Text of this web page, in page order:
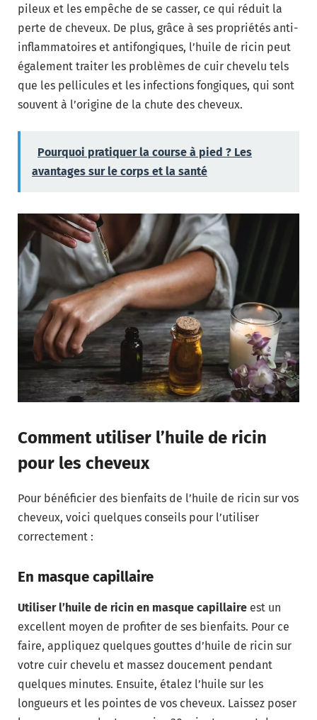
pileux et les empêche de se casser, ce qui réduit la
perte de cheveux. De plus, grâce à ses propriétés anti-
inflammatoires et antifongiques, l’huile de ricin peut
également traiter les problèmes de cuir chevelu tels
que les pellicules et les infections fongiques, qui sont
souvent à l’origine de la chute des cheveux.
Pourquoi pratiquer la course à pied ? Les
avantages sur le corps et la santé
Comment utiliser l’huile de ricin
pour les cheveux
Pour bénéficier des bienfaits de l’huile de ricin sur vos
cheveux, voici quelques conseils pour l’utiliser
correctement :
En masque capillaire
Utiliser l’huile de ricin en masque capillaire est un
excellent moyen de profiter de ses bienfaits. Pour ce
faire, appliquez quelques gouttes d’huile de ricin sur
votre cuir chevelu et massez doucement pendant
quelques minutes. Ensuite, étalez l’huile sur les
longueurs et les pointes de vos cheveux. Laissez poser